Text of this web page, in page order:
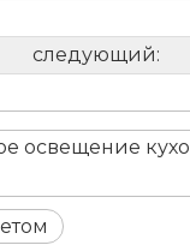
следующий:
освещение